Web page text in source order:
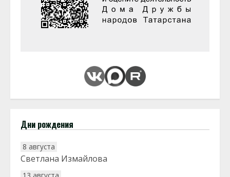
Дни рождения
8 августа
Светлана Измайлова